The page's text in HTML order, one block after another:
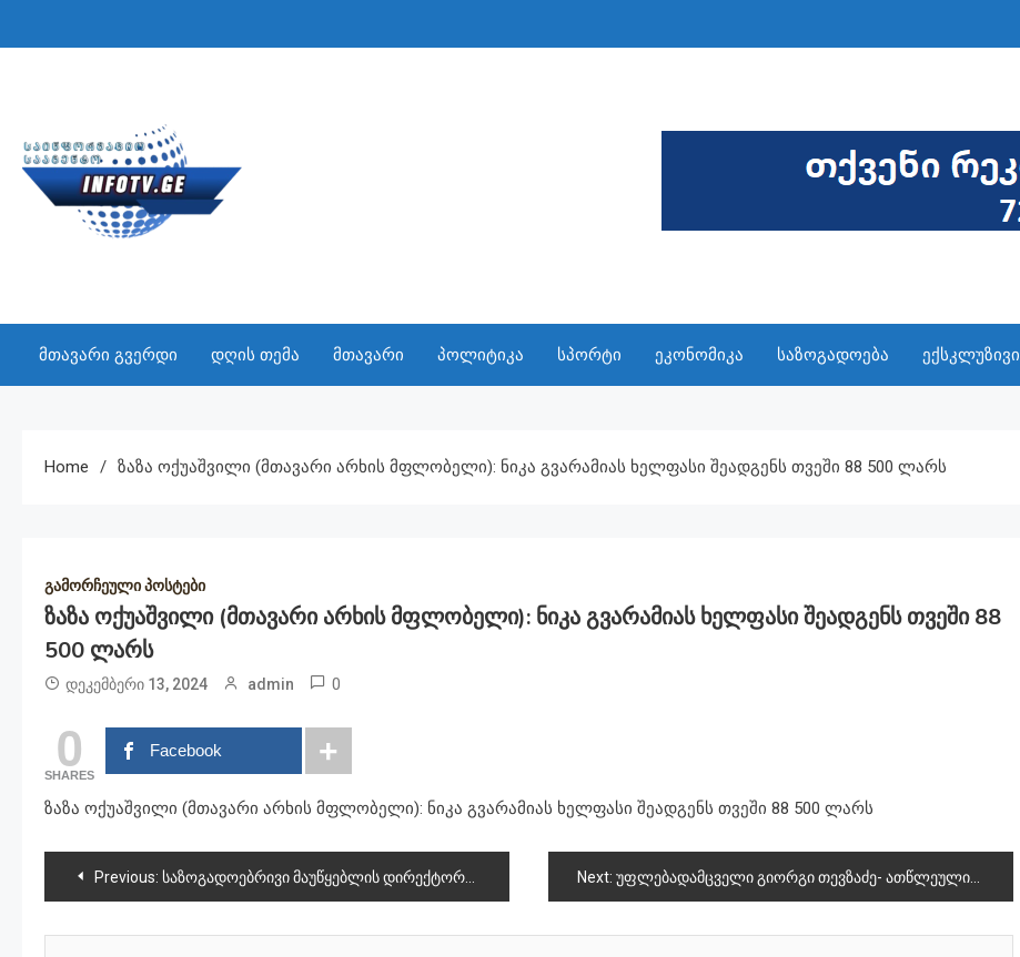
to
INFO TV
მთავარი გვერდი დღის თემა მთავარი პოლიტიკა სპორტი ეკონომიკა საზოგადოება ექსკლუზივი
Home Ზაზა Ოქუაშვილი (მთავარი Არხის Მფლობელი): Ნიკა Გვარამიას Ხელფასი Შეადგენს Თვეში 88 500 Ლარს
გამორჩეული პოსტები
Ზაზა Ოქუაშვილი (მთავარი Არხის Მფლობელი): Ნიკა Გვარამიას Ხელფასი Შეადგენს Თვეში 88
500 Ლარს
დეკემბერი 13, 2024 admin 0
0
SHARES
Facebook
ზაზა ოქუაშვილი (მთავარი არხის მფლობელი): ნიკა გვარამიას ხელფასი შეადგენს თვეში 88 500 ლარს
პოსტის
ნავიგაცია
Previous: საზოგადოებრივი მაუწყებლის დირექტორს ხელფასი 16 250 ლარამდე აღარ გაეზრდება Next: უფლებადამცველი გიორგი თევზაძე- ათწლეულის წარმატებული პერსონა